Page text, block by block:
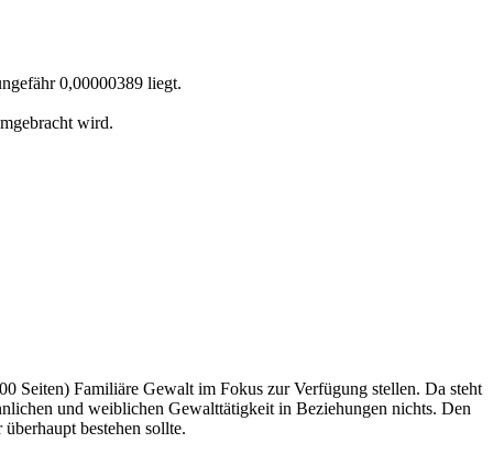
0,00000389 liegt.
wird.
Seiten) Familiäre Gewalt im Fokus zur Verfügung stellen. Da steht
und weiblichen Gewalttätigkeit in Beziehungen nichts. Den
bestehen sollte.